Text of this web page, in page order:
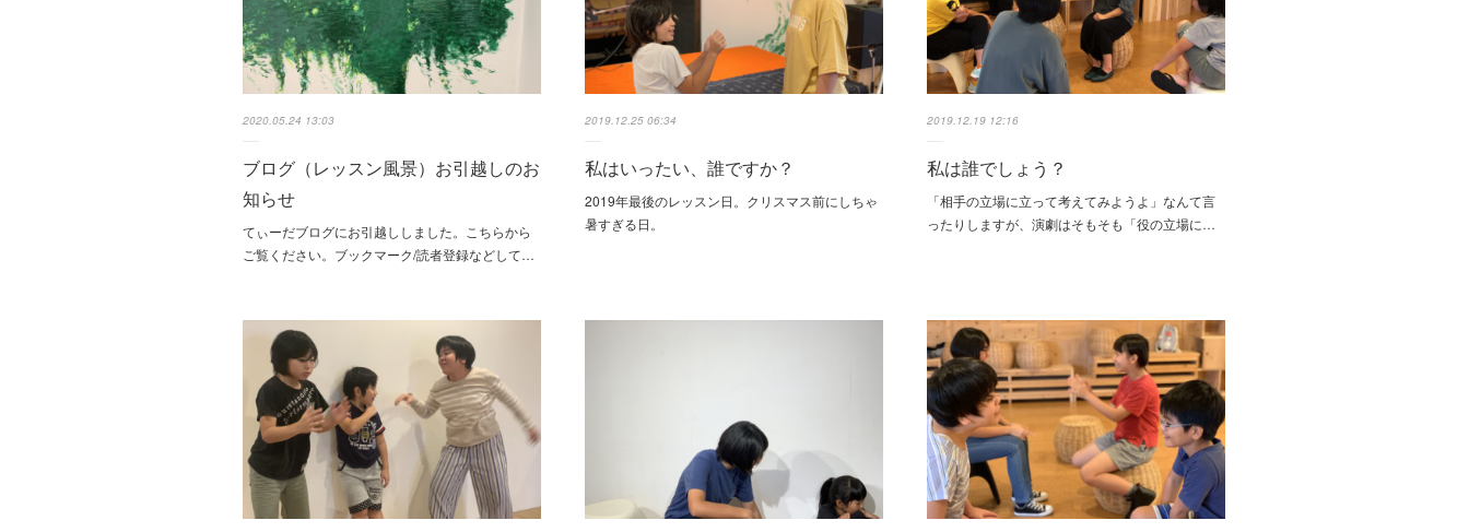
2020.05.24 13:03
ブログ（レッスン風景）お引越しのお
知らせ
てぃーだブログにお引越ししました。こちらから
ご覧ください。ブックマーク/読者登録などして…
2019.12.25 06:34
私はいったい、誰ですか？
2019年最後のレッスン日。クリスマス前にしちゃ
暑すぎる日。
2019.12.19 12:16
私は誰でしょう？
「相手の立場に立って考えてみようよ」なんて言
ったりしますが、演劇はそもそも「役の立場に…